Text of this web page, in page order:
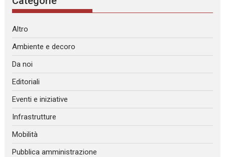
Altro
Ambiente e decoro
Da noi
Editoriali
Eventi e iniziative
Infrastrutture
Mobilità
Pubblica amministrazione